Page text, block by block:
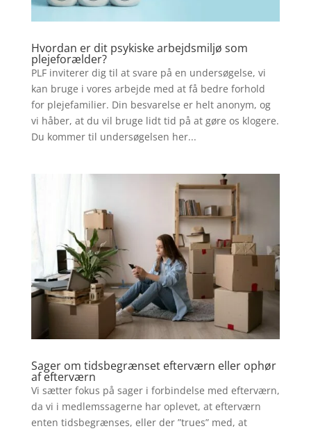
Hvordan er dit psykiske arbejdsmiljø som
plejeforælder?
PLF inviterer dig til at svare på en undersøgelse, vi
kan bruge i vores arbejde med at få bedre forhold
for plejefamilier. Din besvarelse er helt anonym, og
vi håber, at du vil bruge lidt tid på at gøre os klogere.
Du kommer til undersøgelsen her...
Sager om tidsbegrænset efterværn eller ophør
af efterværn
Vi sætter fokus på sager i forbindelse med efterværn,
da vi i medlemssagerne har oplevet, at efterværn
enten tidsbegrænses, eller der ”trues” med, at